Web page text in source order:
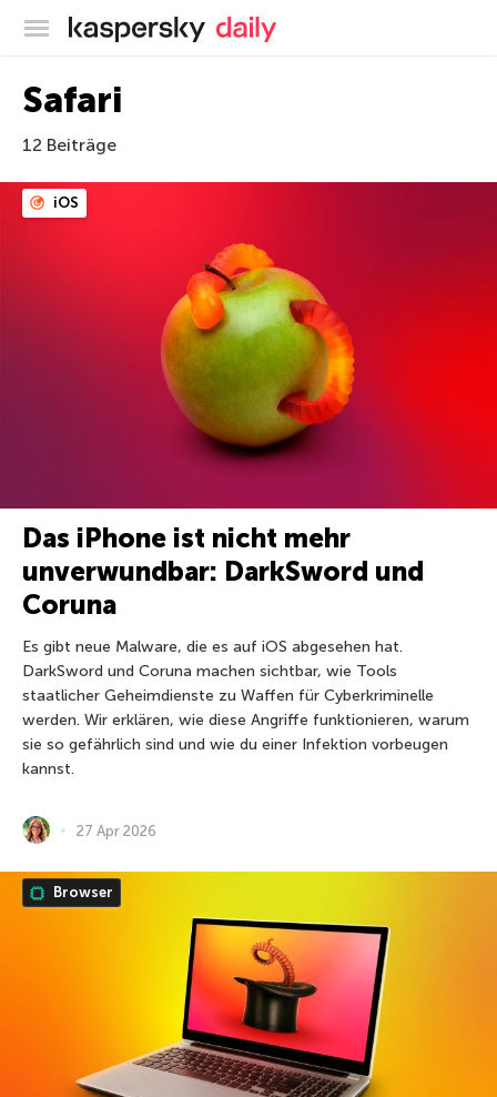
Offizieller Blog von Kaspersky
Safari
12 Beiträge
iOS
Das iPhone ist nicht mehr
unverwundbar: DarkSword und
Coruna
Es gibt neue Malware, die es auf iOS abgesehen hat.
DarkSword und Coruna machen sichtbar, wie Tools
staatlicher Geheimdienste zu Waffen für Cyberkriminelle
werden. Wir erklären, wie diese Angriffe funktionieren, warum
sie so gefährlich sind und wie du einer Infektion vorbeugen
kannst.
27 Apr 2026
Browser